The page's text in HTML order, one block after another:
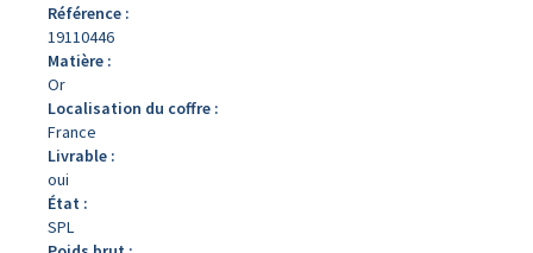
Référence :
19110446
Matière :
Or
Localisation du coffre :
France
Livrable :
oui
État :
SPL